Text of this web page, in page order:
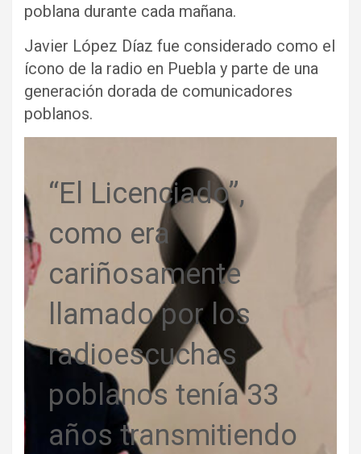
poblana durante cada mañana.
Javier López Díaz fue considerado como el
ícono de la radio en Puebla y parte de una
generación dorada de comunicadores
poblanos.
“El Licenciado”,
como era
cariñosamente
llamado por los
radioescuchas
poblanos tenía 33
años transmitiendo